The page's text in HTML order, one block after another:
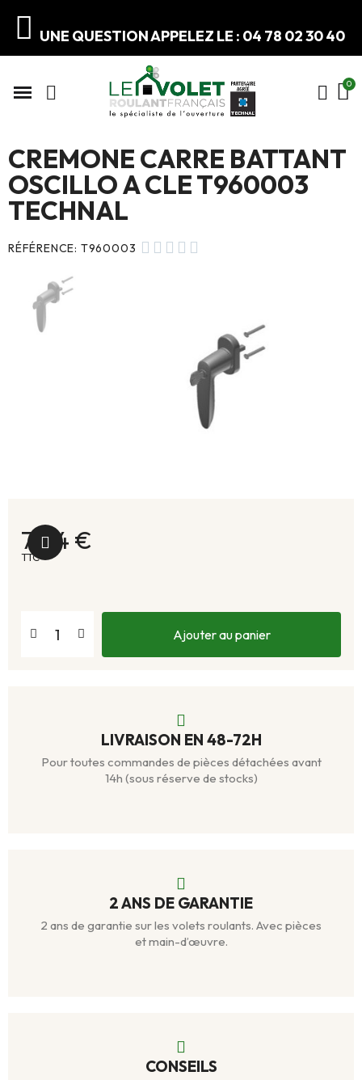
UNE QUESTION APPELEZ LE : 04 78 02 30 40
CREMONE CARRE BATTANT
OSCILLO A CLE T960003
TECHNAL
RÉFÉRENCE T960003     
71,14 €
TTC
Ajouter au panier
LIVRAISON EN 48-72H
Pour toutes commandes de pièces détachées avant
14h (sous réserve de stocks)
2 ANS DE GARANTIE
2 ans de garantie sur les volets roulants. Avec pièces
et main-d’œuvre.
CONSEILS